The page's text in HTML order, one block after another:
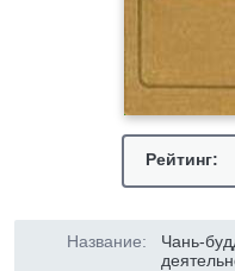
Рейтинг:
Название:
Чань-